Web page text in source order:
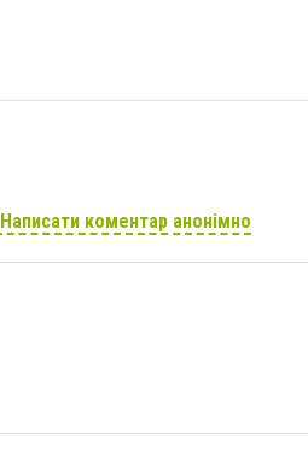
Написати коментар анонімно